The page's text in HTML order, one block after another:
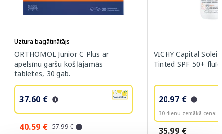
Uztura bagātinātājs
ORTHOMOL Junior C Plus ar
apelsīnu garšu košļājamās
tabletes, 30 gab.
37.60 €
40.59 € 57.99 €
VICHY Capital Soleil
Tinted SPF 50+
20.97 €
30 dienu zemākā cena:
35.99 €